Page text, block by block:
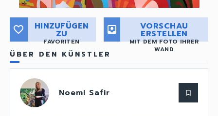
favorite_border HINZUFÜGEN
ZU
FAVORITEN
move_to_inbox VORSCHAU
ERSTELLEN
MIT DEM FOTO IHRER
WAND
ÜBER DEN KÜNSTLER
Noemi Safir bookmark_border